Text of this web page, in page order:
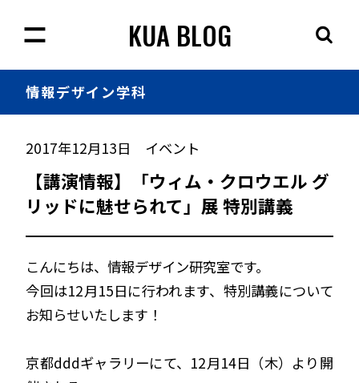
KUA BLOG
情報デザイン学科
2017年12月13日 イベント
【講演情報】「ウィム・クロウエル グ
リッドに魅せられて」展 特別講義
こんにちは、情報デザイン研究室です。
今回は12月15日に行われます、特別講義について
お知らせいたします！
京都dddギャラリーにて、12月14日（木）より開